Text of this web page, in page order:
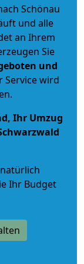
Schönau
und alle
an Ihrem
Sie
und
Service wird
Ihr Umzug
Ihr Budget